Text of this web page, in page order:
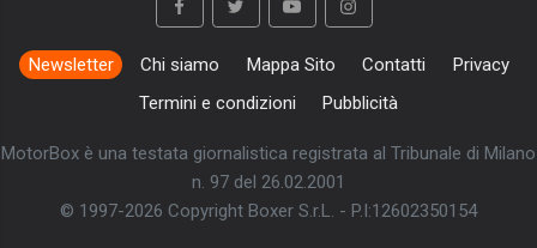
Newsletter Chi siamo Mappa Sito Contatti
Privacy
Termini e condizioni
Pubblicità
MotorBox è una testata giornalistica registrata al Tribunale di Milano
n. 97 del 26.02.2001
© 1997-2026 Copyright Boxer S.r.L. - P.I:12602350154